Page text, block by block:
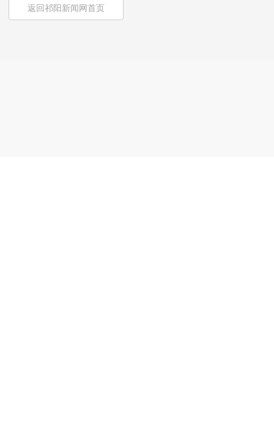
返回祁阳新闻网首页